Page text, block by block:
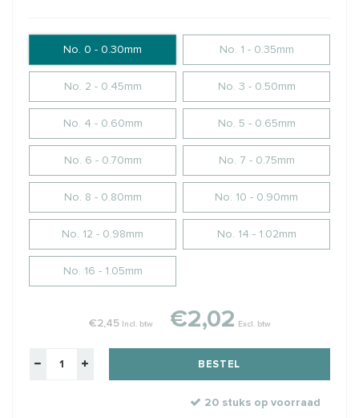
No. 0 - 0.30mm No. 1 - 0.35mm
No. 2 - 0.45mm No. 3 - 0.50mm
No. 4 - 0.60mm No. 5 - 0.65mm
No. 6 - 0.70mm No. 7 - 0.75mm
No. 8 - 0.80mm No. 10 - 0.90mm
No. 12 - 0.98mm No. 14 - 1.02mm
No. 16 - 1.05mm
€2,45 Incl. btw €2,02 Excl. btw
BESTEL
20 stuks op voorraad